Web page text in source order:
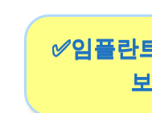
✅임플란